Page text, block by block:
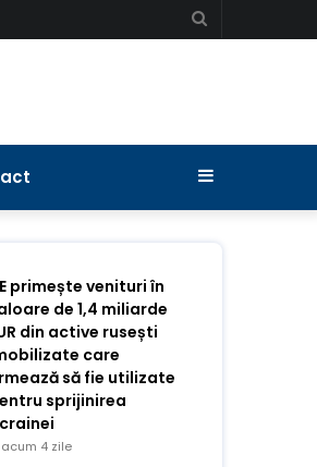
Bara
primește venituri în
de 1,4 miliarde
din active rusești
care
să fie utilizate
sprijinirea
acum 4 zile